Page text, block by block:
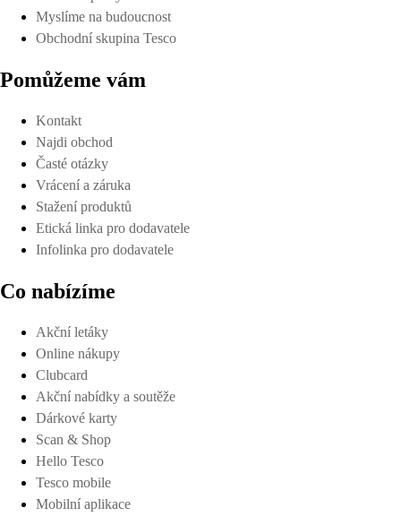
Myslíme na budoucnost
Obchodní skupina Tesco
Pomůžeme vám
Kontakt
Najdi obchod
Časté otázky
Vrácení a záruka
Stažení produktů
Etická linka pro dodavatele
Infolinka pro dodavatele
Co nabízíme
Akční letáky
Online nákupy
Clubcard
Akční nabídky a soutěže
Dárkové karty
Scan & Shop
Hello Tesco
Tesco mobile
Mobilní aplikace